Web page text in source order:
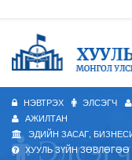
НЭВТРЭХ ЭЛСЭГЧ
АЖИЛТАН
ЭДИЙН ЗАСАГ,
ХУУЛЬ ЗҮЙН ЗӨВЛӨГӨӨ
Элсэгч